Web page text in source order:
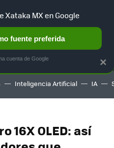
AUTO TERRITORIO
Inteligencia Artificial IA
16X OLED: así
×
Xataka MX en Google
fuente preferida
cuenta de Google